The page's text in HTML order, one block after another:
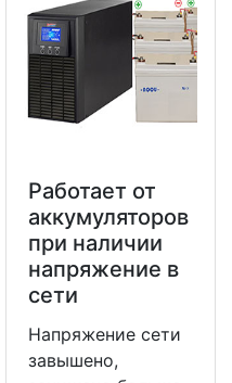
Работает от
аккумуляторов
при наличии
напряжение в
сети
Напряжение сети
завышено,